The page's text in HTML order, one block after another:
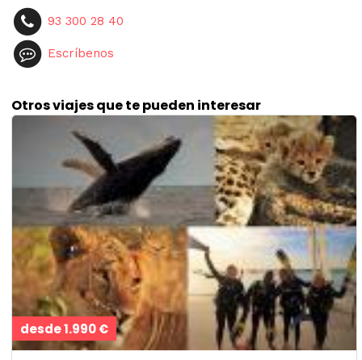
93 300 28 40
Escríbenos
Otros viajes que te pueden interesar
desde 1.990 €